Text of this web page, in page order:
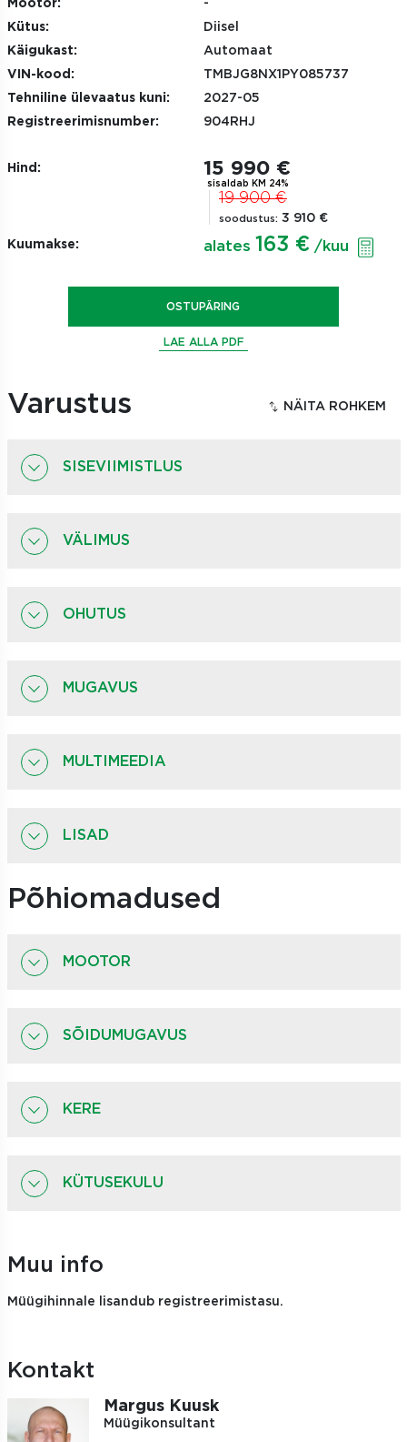
Mootor:
-
Kütus:
Diisel
Käigukast:
Automaat
VIN-kood:
TMBJG8NX1PY085737
Tehniline ülevaatus kuni:
2027-05
Registreerimisnumber:
904RHJ
Hind: 15 990 €
sisaldab KM 24%
19 900 €
soodustus: 3 910 €
Kuumakse: alates 163 € /kuu
OSTUPÄRING
LAE ALLA PDF
Varustus
SISEVIIMISTLUS
VÄLIMUS
OHUTUS
MUGAVUS
MULTIMEEDIA
LISAD
Põhiomadused
MOOTOR
SÕIDUMUGAVUS
KERE
KÜTUSEKULU
Muu info
Müügihinnale lisandub registreerimistasu.
Kontakt
Margus Kuusk
Müügikonsultant